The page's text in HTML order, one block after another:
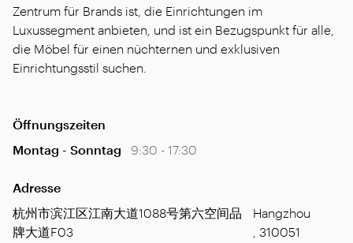
Zentrum für Brands ist, die Einrichtungen im
Luxussegment anbieten, und ist ein Bezugspunkt für alle,
die Möbel für einen nüchternen und exklusiven
Einrichtungsstil suchen.
Öffnungszeiten
Montag - Sonntag
9:30 - 17:30
Adresse
杭州市滨江区江南大道1088号第六空间品
牌大道F03
Hangzhou
,310051